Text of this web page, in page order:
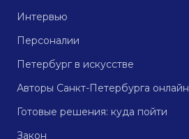
Интервью
Персоналии
Петербург в искусстве
Авторы Санкт-Петербурга онлайн
Готовые решения: куда пойти
Закон